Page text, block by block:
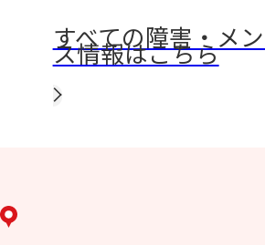
すべての障害・メ
ス情報はこちら